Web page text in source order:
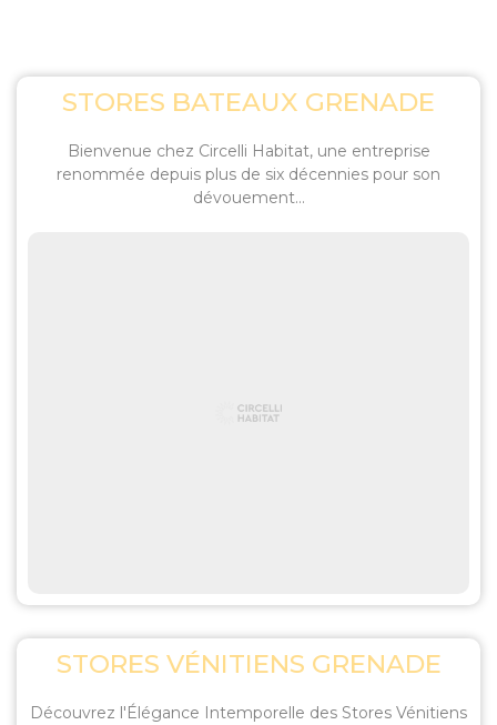
STORES BATEAUX GRENADE
Bienvenue chez Circelli Habitat, une entreprise
renommée depuis plus de six décennies pour son
dévouement...
STORES VÉNITIENS GRENADE
Découvrez l'Élégance Intemporelle des Stores Vénitiens